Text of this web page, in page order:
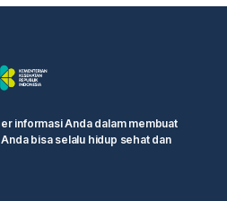
informasi Anda dalam membuat
bisa selalu hidup sehat dan